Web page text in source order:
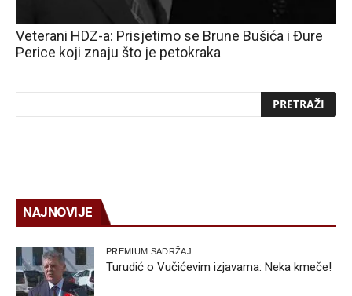
Veterani HDZ-a: Prisjetimo se Brune Bušića i Đure
Perice koji znaju što je petokraka
NAJNOVIJE
PREMIUM SADRŽAJ
Turudić o Vučićevim izjavama: Neka kmeče!